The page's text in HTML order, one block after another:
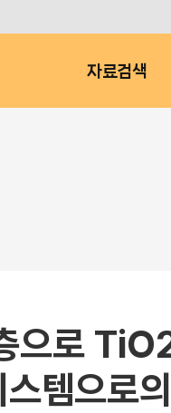
자료검색
로 TiO2
템으로